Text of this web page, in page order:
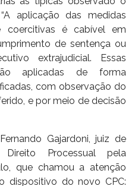
aplicação das medidas
coercitivas é cabível em
de sentença ou
extrajudicial. Essas
aplicadas de forma
com observação do
e por meio de decisão
Gajardoni, juiz de
Processual pela
que chamou a atenção
dispositivo do novo CPC: